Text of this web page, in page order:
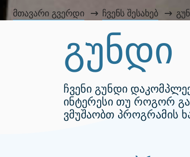
მთავარი გვერდი ჩვენს შესახებ
გუნდი
ჩვენი გუნდი
ინტერესი თუ როგორ
ვმუშაობთ პროგრამის